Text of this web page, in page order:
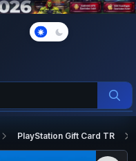
PlayStation Gift Card TR